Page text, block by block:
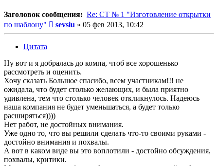
Заголовок сообщения: Re: СТ № 1 "Изготовление открытки
по шаблону"
Сообщение
sevsiu » 05 фев 2013, 10:42
Цитата
Ну вот и я добралась до компа, чтоб все хорошенько
рассмотреть и оценить.
Хочу сказать Большое спасибо, всем участникам!!! не
ожидала, что будет столько желающих, и была приятно
удивлена, тем что столько человек откликнулось. Надеюсь
наша компания не будет уменьшаться, а будет только
расширяться))))
Нет работ, не достойных внимания.
Уже одно то, что вы решили сделать что-то своими руками -
достойно внимания и похвалы.
А вот в каком виде вы это воплотили - достойно обсуждения,
похвалы, критики.